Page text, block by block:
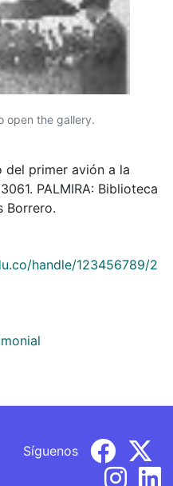
open the gallery.
del primer avión a la
PALMIRA: Biblioteca
Borrero.
handle/123456789/2
Síguenos